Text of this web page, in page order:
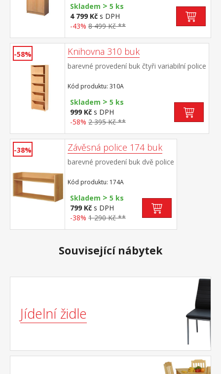
Skladem > 5 ks
4 799 Kč s DPH
-43% 8 499 Kč **
-58% Knihovna 310 buk
barevné provedení buk čtyři variabilní police
Kód produktu: 310A
Skladem > 5 ks
999 Kč s DPH
-58% 2 395 Kč **
-38% Závěsná police 174 buk
barevné provedení buk dvě police
Kód produktu: 174A
Skladem > 5 ks
799 Kč s DPH
-38% 1 290 Kč **
Související nábytek
Jídelní židle